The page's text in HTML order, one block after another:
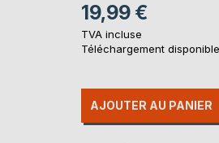
19,99 €
TVA incluse
Téléchargement
AJOUTER AU PANIER